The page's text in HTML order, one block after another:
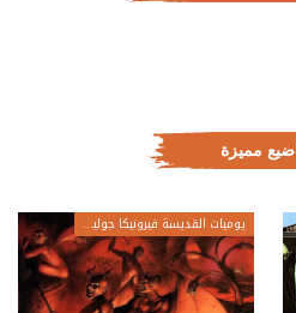
مميزة
يوميات القديسة فيرونيكا جولياني